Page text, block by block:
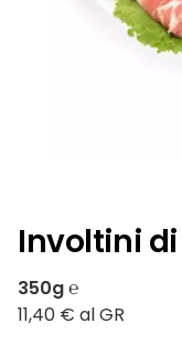
Involtini
350g ℮
11,40 € al GR